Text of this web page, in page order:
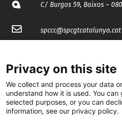
C/ Burgos 59, Baixos –
spccc@spcgtcatalunya.cat
@CGTCatalunya
cgtcatalunya
Privacy on this site
We collect and process your data
understand how it is used. You
selected purposes, or you can
information, see our privacy policy.